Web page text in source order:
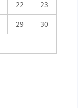
22 23
29 30